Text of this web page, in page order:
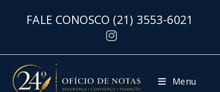
FALE CONOSCO (21) 3553-6021
Menu